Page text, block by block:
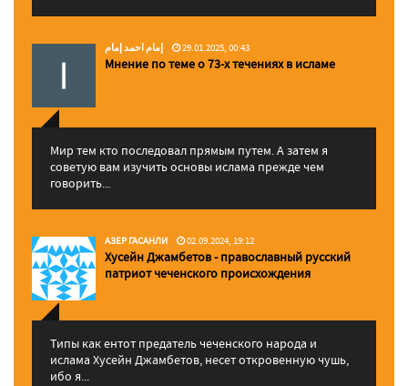
إمام احمد إمام 29.01.2025, 00:43
Мнение по теме о 73-х течениях в исламе
Мир тем кто последовал прямым путем. А затем я
советую вам изучить основы ислама прежде чем
говорить...
АЗЕР ГАСАНЛИ 02.09.2024, 19:12
Хусейн Джамбетов - православный русский
патриот чеченского происхождения
Типы как ентот предатель чеченского народа и
ислама Хусейн Джамбетов, несет откровенную чушь,
ибо я...